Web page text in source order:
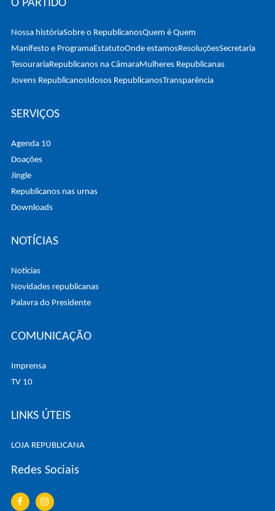
O PARTIDO
Nossa históriaSobre o RepublicanosQuem é Quem
Manifesto e ProgramaEstatutoOnde estamosResoluçõesSecretaria
TesourariaRepublicanos na CâmaraMulheres Republicanas
Jovens RepublicanosIdosos RepublicanosTransparência
SERVIÇOS
Agenda 10
Doações
Jingle
Republicanos nas urnas
Downloads
NOTÍCIAS
Noticias
Novidades republicanas
Palavra do Presidente
COMUNICAÇÃO
Imprensa
TV 10
LINKS ÚTEIS
LOJA REPUBLICANA
Redes Sociais